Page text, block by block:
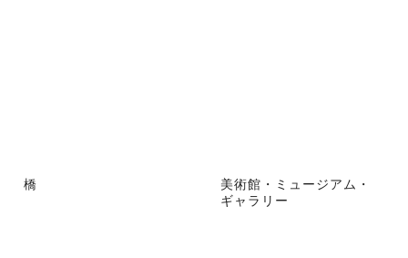
橋
美術館・ミュージアム・
ギャラリー